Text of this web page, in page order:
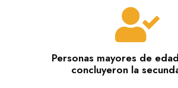
Personas mayores de
concluyeron la